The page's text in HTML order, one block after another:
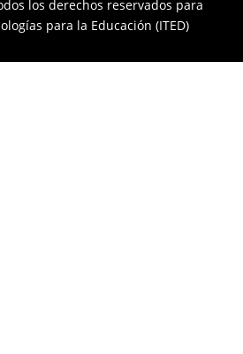
los derechos reservados para
para la Educación (ITED)